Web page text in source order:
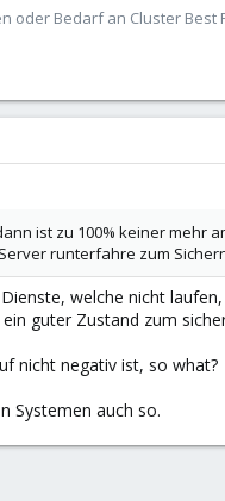
oder Bedarf an Cluster
ist zu 100% keiner
runterfahre zum
welche nicht
guter Zustand zum
nicht negativ ist, so what?
Systemen auch so.